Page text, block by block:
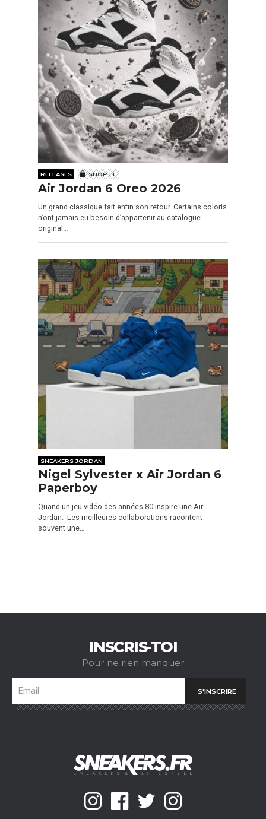
RELEASES SHOP IT
Air Jordan 6 Oreo 2026
Un grand classique fait enfin son retour. Certains coloris
n’ont jamais eu besoin d’appartenir au catalogue
original…
SNEAKERS JORDAN
Nigel Sylvester x Air Jordan 6
Paperboy
Quand un jeu vidéo des années 80 inspire une Air
Jordan. Les meilleures collaborations racontent
souvent une…
INSCRIS-TOI
Pour ne rien manquer